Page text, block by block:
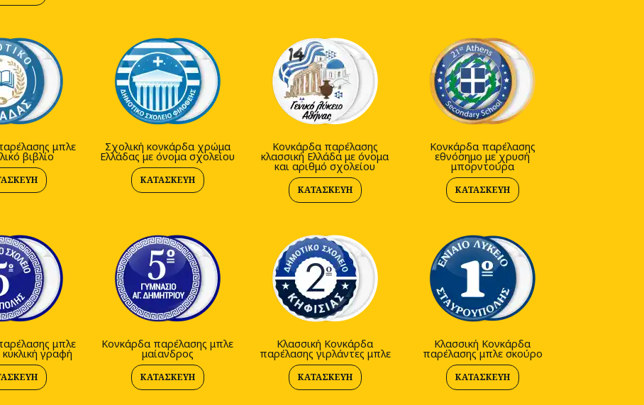
μπλε
βιβλίο
Σχολική κονκάρδα χρώμα
Ελλάδας με όνομα σχολείου
ΚΑΤΑΣΚΕΥΉ
Κονκάρδα παρέλασης
κλασσική Ελλάδα με όνομα
και αριθμό σχολείου
ΚΑΤΑΣΚΕΥΉ
Κονκάρδα παρέλασης
εθνόσημο με χρυσή
μπορντούρα
ΚΑΤΑΣΚΕΥΉ
μπλε
γραφή
Κονκάρδα παρέλασης μπλε
μαίανδρος
ΚΑΤΑΣΚΕΥΉ
Κλασσική Κονκάρδα
παρέλασης γιρλάντες μπλε
ΚΑΤΑΣΚΕΥΉ
Κλασσική Κονκάρδα
παρέλασης μπλε σκούρο
ΚΑΤΑΣΚΕΥΉ